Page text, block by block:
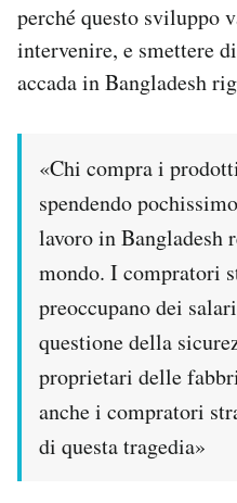
perché questo sviluppo
intervenire, e smettere
accada in Bangladesh
«Chi compra i
spendendo
lavoro in Bangladesh
mondo. I compratori
preoccupano dei
questione della
proprietari delle
anche i compratori
di questa tragedia»